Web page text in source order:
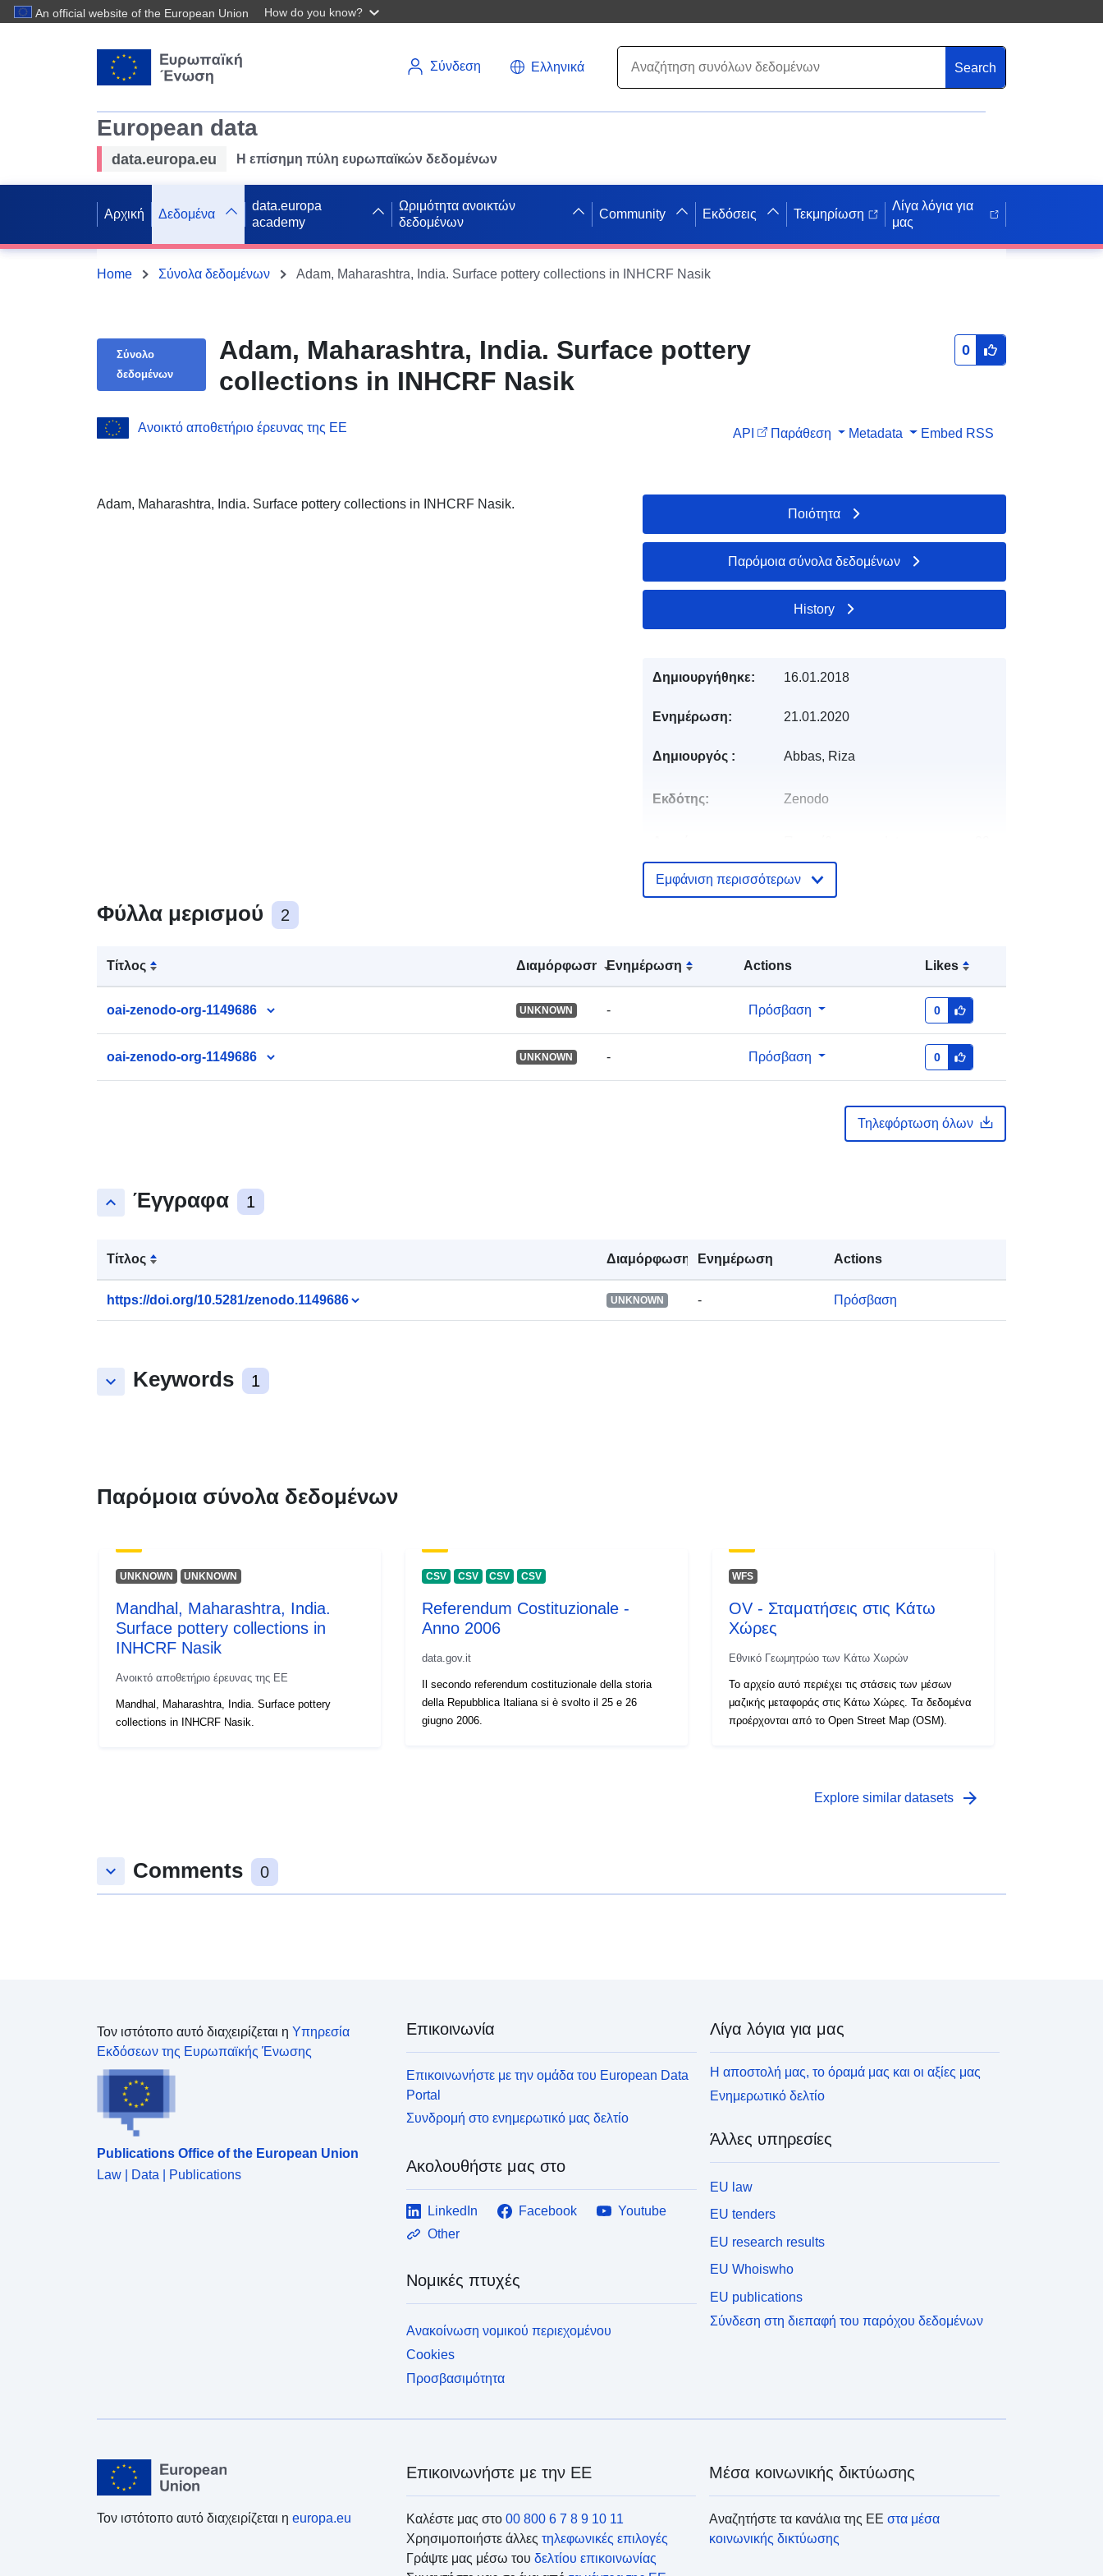
An official website of the European Union How do you know?
Σύνδεση Ελληνικά Search
European data
data.europa.eu Η επίσημη πύλη ευρωπαϊκών δεδομένων
Αρχική Δεδομένα
data.europa
academy
Ωριμότητα ανοικτών
δεδομένων
Community Εκδόσεις Τεκμηρίωση
Λίγα λόγια για
μας
Home Σύνολα δεδομένων Adam, Maharashtra, India. Surface pottery collections in INHCRF Nasik
Σύνολο
δεδομένων
Adam, Maharashtra, India. Surface pottery
collections in INHCRF Nasik
0
Ανοικτό αποθετήριο έρευνας της ΕΕ API Παράθεση Metadata Embed RSS
Adam, Maharashtra, India. Surface pottery collections in INHCRF Nasik.
Φύλλα μερισμού 2
Τίτλος Διαμόρφωση Ενημέρωση Actions Likes
oai-zenodo-org-1149686 UNKNOWN - Πρόσβαση 0
oai-zenodo-org-1149686 UNKNOWN - Πρόσβαση 0
Τηλεφόρτωση όλων
keyboard_arrow_up Έγγραφα 1
Τίτλος Διαμόρφωση Ενημέρωση Actions
https://doi.org/10.5281/zenodo.1149686 UNKNOWN - Πρόσβαση
keyboard_arrow_down Keywords 1
Ποιότητα
Παρόμοια σύνολα δεδομένων
History
Δημιουργήθηκε: 16.01.2018
Ενημέρωση: 21.01.2020
Δημιουργός : Abbas, Riza
Εκδότης: Zenodo
καταλόγου:
July 2026
Επικαιροποιήθηκε στα data.europa.eu:
686
http://data.europa.eu/88u/dataset/oai
-zenodo-org-1149686
https://doi.org/10.5281/zenodo.1149
Εμφάνιση περισσότερων
Παρόμοια σύνολα δεδομένων
UNKNOWN UNKNOWN
Mandhal, Maharashtra, India.
Surface pottery collections in
INHCRF Nasik
Ανοικτό αποθετήριο έρευνας της ΕΕ
Mandhal, Maharashtra, India. Surface pottery
collections in INHCRF Nasik.
CSV CSV CSV CSV
Referendum Costituzionale -
Anno 2006
data.gov.it
Il secondo referendum costituzionale della storia
della Repubblica Italiana si è svolto il 25 e 26
giugno 2006.
WFS
OV - Σταματήσεις στις Κάτω
Χώρες
Εθνικό Γεωμητρώο των Κάτω Χωρών
Το αρχείο αυτό περιέχει τις στάσεις των μέσων
μαζικής μεταφοράς στις Κάτω Χώρες. Τα δεδομένα
προέρχονται από το Open Street Map (OSM).
Explore similar datasets arrow_forward
keyboard_arrow_down Comments 0
Τον ιστότοπο αυτό διαχειρίζεται η Υπηρεσία
Εκδόσεων της Ευρωπαϊκής Ένωσης
Publications Office of the European Union
Law | Data | Publications
Επικοινωνία
Επικοινωνήστε με την ομάδα του European Data
Portal
Συνδρομή στο ενημερωτικό μας δελτίο
Ακολουθήστε μας στο
LinkedIn Facebook
Youtube
Other
Νομικές πτυχές
Ανακοίνωση νομικού περιεχομένου
Cookies
Προσβασιμότητα
Λίγα λόγια για μας
Η αποστολή μας, το όραμά μας και οι αξίες μας
Ενημερωτικό δελτίο
Άλλες υπηρεσίες
EU law
EU tenders
EU research results
EU Whoiswho
EU publications
Σύνδεση στη διεπαφή του παρόχου δεδομένων
Τον ιστότοπο αυτό διαχειρίζεται η europa.eu
Επικοινωνήστε με την ΕΕ
Καλέστε μας στο 00 800 6 7 8 9 10 11
Χρησιμοποιήστε άλλες τηλεφωνικές επιλογές
Γράψτε μας μέσω του δελτίου επικοινωνίας
Μέσα κοινωνικής δικτύωσης
Αναζητήστε τα κανάλια της ΕΕστα μέσα
κοινωνικής δικτύωσης